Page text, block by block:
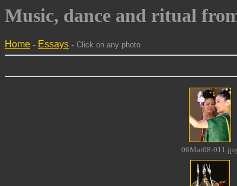
Music, dance and ritual
Home - Essays - Click on any photo
06Mar08-011.jpg